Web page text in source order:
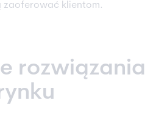
zaoferować klientom.
rozwiązania